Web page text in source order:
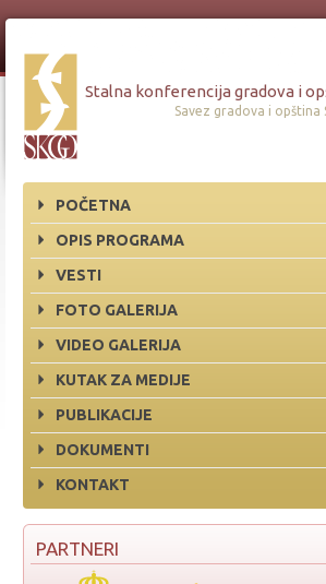
Stalna konferencija gradova i
Savez gradova i opština
POČETNA
OPIS PROGRAMA
VESTI
FOTO GALERIJA
VIDEO GALERIJA
KUTAK ZA MEDIJE
PUBLIKACIJE
DOKUMENTI
KONTAKT
PARTNERI